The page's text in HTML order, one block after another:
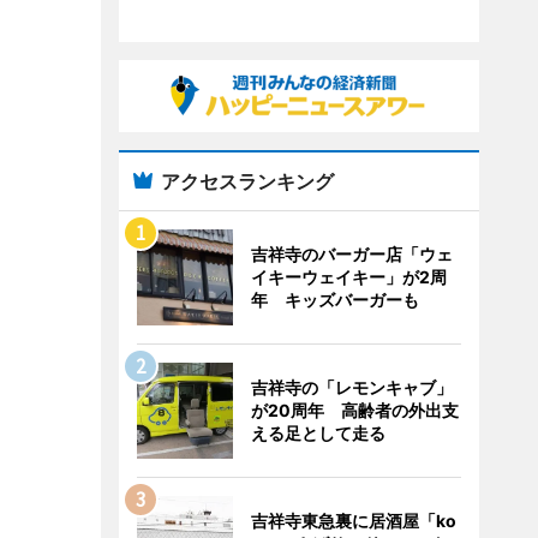
アクセスランキング
吉祥寺のバーガー店「ウェ
イキーウェイキー」が2周
年 キッズバーガーも
吉祥寺の「レモンキャブ」
が20周年 高齢者の外出支
える足として走る
吉祥寺東急裏に居酒屋「ko